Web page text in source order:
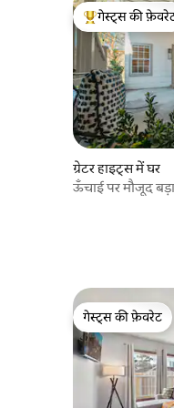
गेस्ट्स का टॉप
गेस्ट्स की
ग्रेटर हाइट्स में घर
ऊँचाई पर मौजूद
गेस्ट्स की फ़ेवरेट
गेस्ट्स की फ़ेवरेट